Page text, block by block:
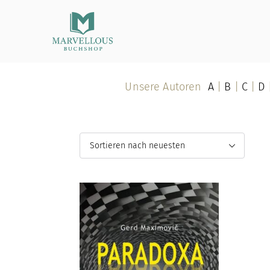
Unsere Autoren A| B C| D